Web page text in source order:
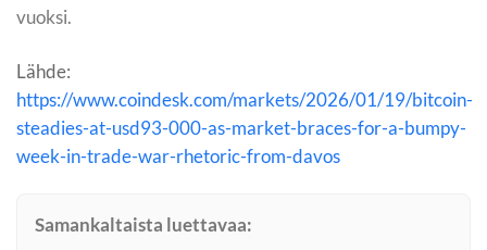
vuoksi.
Lähde:
https://www.coindesk.com/markets/2026/01/19/bitcoin-
steadies-at-usd93-000-as-market-braces-for-a-bumpy-
week-in-trade-war-rhetoric-from-davos
Samankaltaista luettavaa: